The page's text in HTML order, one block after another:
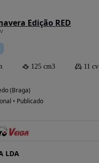
Edição RED
125 cm3 11 cv
(Braga)
• Publicado
LDA